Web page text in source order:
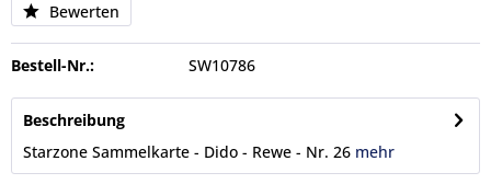
Bewerten
Bestell-Nr.: SW10786
Beschreibung
Starzone Sammelkarte - Dido - Rewe - Nr. 26 mehr